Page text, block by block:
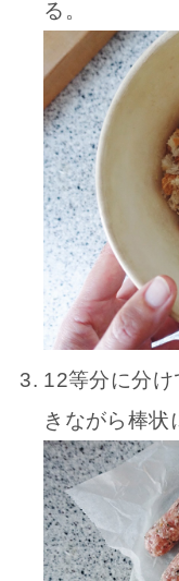
る。
12等分に分
きながら棒状